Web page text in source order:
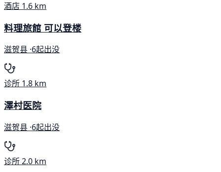
酒店 1.6 km
料理旅館 可以登楼
滋贺县 ·6起出没
诊所 1.8 km
澤村医院
滋贺县 ·6起出没
诊所2.0 km